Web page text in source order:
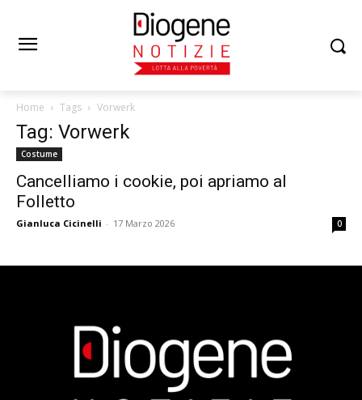
Home Tags Vorwerk
Tag: Vorwerk
Costume
Cancelliamo i cookie, poi apriamo al
Folletto
Gianluca Cicinelli - 17 Marzo 2026 0